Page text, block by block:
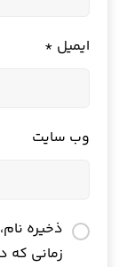
ایمیل *
وب‌ سایت
ذخیره
زمانی که